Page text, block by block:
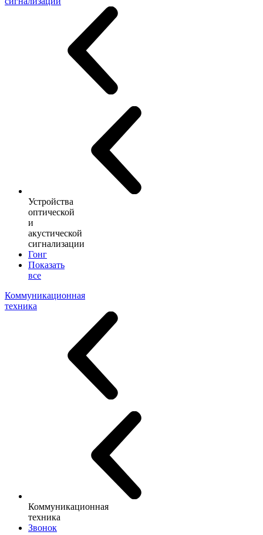
Устройства
оптической
и
акустической
сигнализации
Гонг
Показать
все
Коммуникационная
техника
Коммуникационная
техника
Звонок